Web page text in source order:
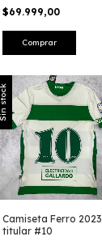
$69.999,00
Comprar
Sin stock
Camiseta Ferro 2023
titular #10